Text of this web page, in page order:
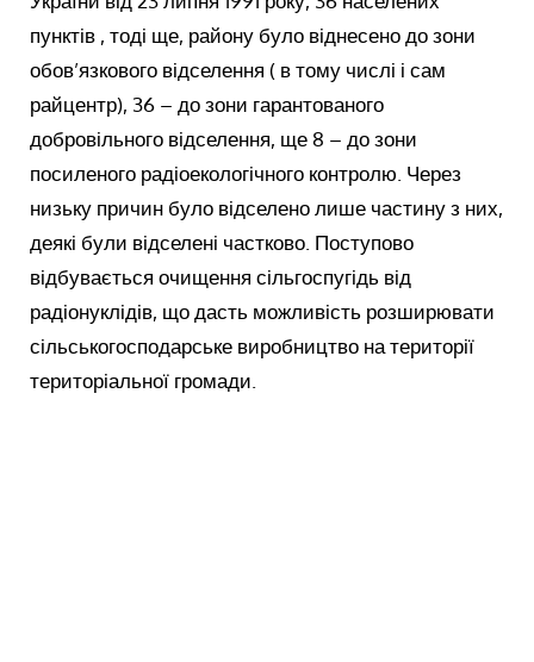
пунктів , тоді ще, району було віднесено до зони
обов’язкового відселення ( в тому числі і сам
райцентр), 36 – до зони гарантованого
добровільного відселення, ще 8 – до зони
посиленого радіоекологічного контролю. Через
низьку причин було відселено лише частину з них,
деякі були відселені частково. Поступово
відбувається очищення сільгоспугідь від
радіонуклідів, що дасть можливість розширювати
сільськогосподарське виробництво на території
територіальної громади.